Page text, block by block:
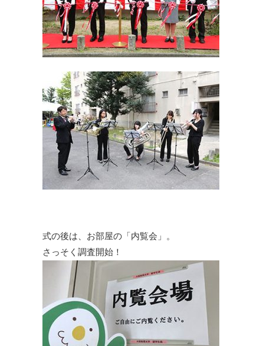
式の後は、お部屋の「内覧会」。
さっそく調査開始！